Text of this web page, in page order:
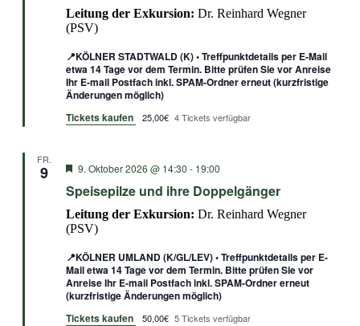
Leitung der Exkursion: Dr. Reinhard Wegner
(PSV)
📍KÖLNER STADTWALD (K) • Treffpunktdetails per E-Mail
etwa 14 Tage vor dem Termin. Bitte prüfen Sie vor Anreise
Ihr E-mail Postfach inkl. SPAM-Ordner erneut (kurzfristige
Änderungen möglich)
Tickets kaufen
25,00€ 4 Tickets verfügbar
FR.
9 Empfohlen
9. Oktober 2026 @ 14:30 - 19:00
Speisepilze und ihre Doppelgänger
Leitung der Exkursion: Dr. Reinhard Wegner
(PSV)
📍KÖLNER UMLAND (K/GL/LEV) • Treffpunktdetails per E-
Mail etwa 14 Tage vor dem Termin. Bitte prüfen Sie vor
Anreise Ihr E-mail Postfach inkl. SPAM-Ordner erneut
(kurzfristige Änderungen möglich)
Tickets kaufen
50,00€ 5 Tickets verfügbar